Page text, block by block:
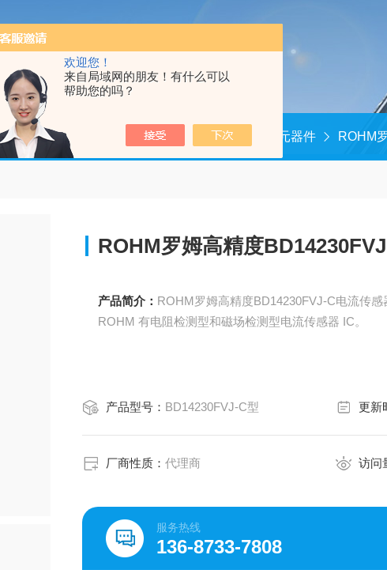
欢迎您！
来自局域网的朋友！有什么可以
帮助您的吗？
首页 产品中心 电子元器件 ROHM
ROHM罗姆高精度
产品简介： ROHM罗姆高精度BD14230FVJ-C电流传感
ROHM 有电阻检测型和磁场检测型电流传感器 IC。
产品型号： BD14230FVJ-C型 更新
厂商性质：代理商 访问
服务热线
136-8733-7808